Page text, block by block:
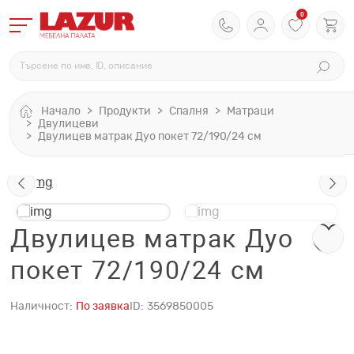
0
Начало Продукти Спалня
Матраци
Двулицеви
Двулицев матрак Дуо покет 72/190/24 см
Двулицев матрак Дуо
покет 72/190/24 см
Наличност: По заявка ID: 3569850005